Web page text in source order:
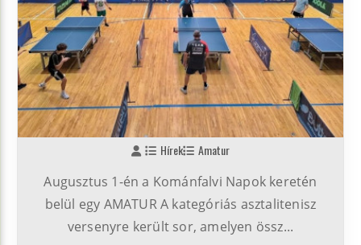
Hírek Amatur
Augusztus 1-én a Kománfalvi Napok keretén
belül egy AMATUR A kategóriás asztalitenisz
versenyre került sor, amelyen össz...